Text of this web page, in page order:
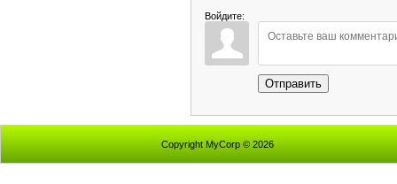
Войдите:
Отправить
Copyright MyCorp © 2026